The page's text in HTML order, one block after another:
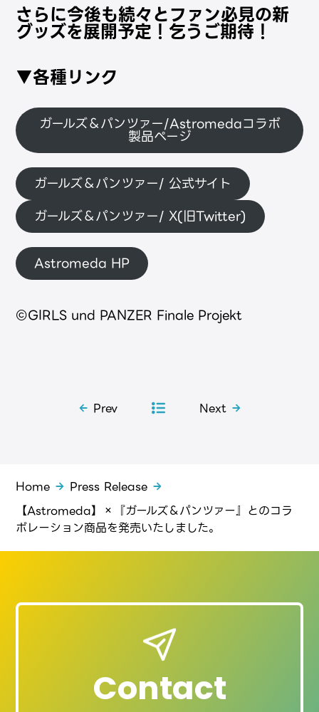
さらに今後も続々とファン必見の新
グッズを展開予定！乞うご期待！
▼各種リンク
ガールズ＆パンツァー/Astromedaコラボ
製品ページ
ガールズ＆パンツァー/ 公式サイト
ガールズ＆パンツァー/ X(旧Twitter)
Astromeda HP
©GIRLS und PANZER Finale Projekt
Prev Next
Home
Press Release
【Astromeda】×『ガールズ＆パンツァー』とのコラ
ボレーション商品を発売いたしました。
Contact